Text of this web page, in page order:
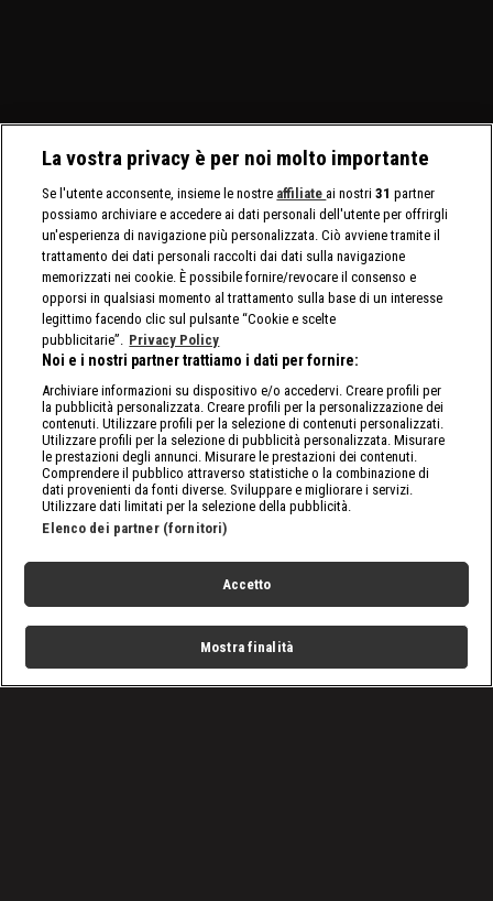
La vostra privacy è per noi molto importante
Se l'utente acconsente, insieme le nostre affiliate ai nostri31 partner
possiamo archiviare e accedere ai dati personali dell'utente per offrirgli
un'esperienza di navigazione più personalizzata. Ciò avviene tramite il
trattamento dei dati personali raccolti dai dati sulla navigazione
memorizzati nei cookie. È possibile fornire/revocare il consenso e
opporsi in qualsiasi momento al trattamento sulla base di un interesse
legittimo facendo clic sul pulsante “Cookie e scelte
pubblicitarie”. Privacy Policy
Noi e i nostri partner trattiamo i dati per fornire:
Archiviare informazioni su dispositivo e/o accedervi. Creare profili per
la pubblicità personalizzata. Creare profili per la personalizzazione dei
contenuti. Utilizzare profili per la selezione di contenuti personalizzati.
Utilizzare profili per la selezione di pubblicità personalizzata. Misurare
le prestazioni degli annunci. Misurare le prestazioni dei contenuti.
Comprendere il pubblico attraverso statistiche o la combinazione di
dati provenienti da fonti diverse. Sviluppare e migliorare i servizi.
Utilizzare dati limitati per la selezione della pubblicità.
Elenco dei partner (fornitori)
Accetto
Mostra finalità